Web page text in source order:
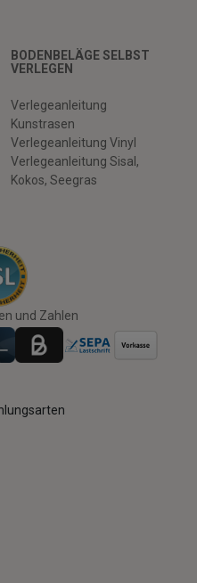
BODENBELÄGE SELBST
VERLEGEN
Verlegeanleitung
Kunstrasen
Verlegeanleitung Vinyl
Verlegeanleitung Sisal,
Kokos, Seegras
und Zahlen